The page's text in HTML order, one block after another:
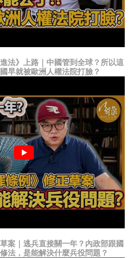
法》上路｜中國管到全球？所以這
早就被歐洲人權法院打臉？
案｜逃兵直接關一年？內政部跟國
法，是能解決什麼兵役問題？